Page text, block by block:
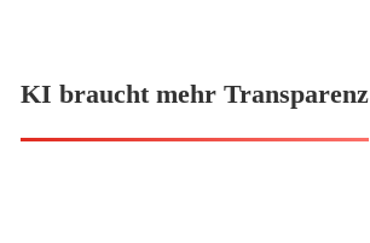
KI braucht mehr Transparenz